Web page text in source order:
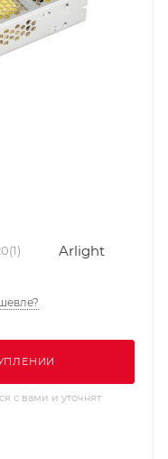
Arlight
с вами и уточнят